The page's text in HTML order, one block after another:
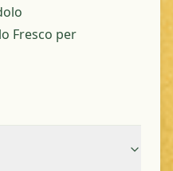
Fresco per